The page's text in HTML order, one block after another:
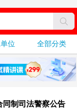
位 全部分类
同制司法警察公告